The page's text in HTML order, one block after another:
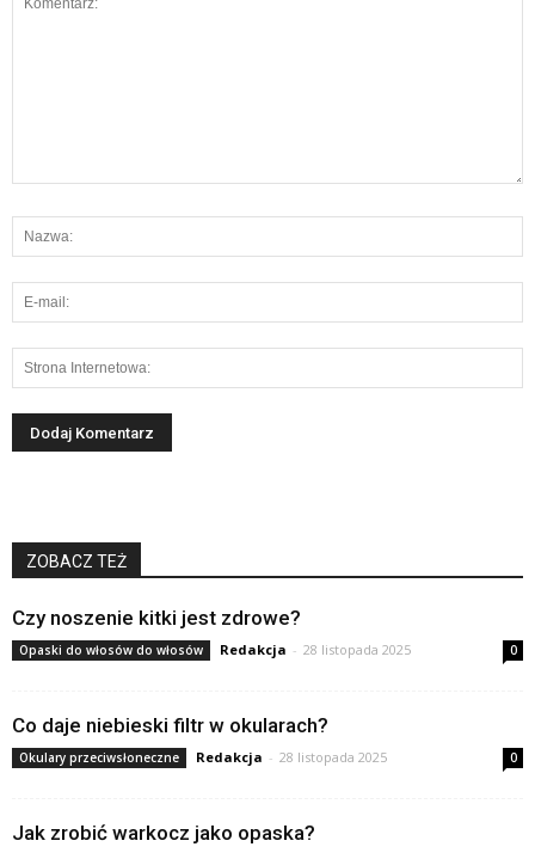
ZOBACZ TEŻ
Czy noszenie kitki jest zdrowe?
Opaski do włosów do włosów Redakcja - 28 listopada 2025 0
Co daje niebieski filtr w okularach?
Okulary przeciwsłoneczne Redakcja - 28 listopada 2025 0
Jak zrobić warkocz jako opaska?